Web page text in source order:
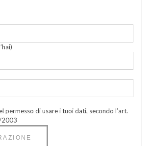
permesso di usare i tuoi dati, secondo l’art.
2003